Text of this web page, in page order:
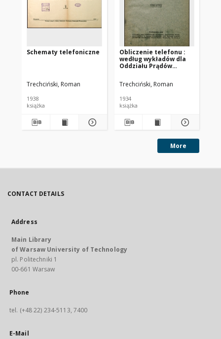
Schematy telefoniczne
Trechciński, Roman
1938
książka
Obliczenie telefonu :
według wykładów dla
Oddziału Prądów
Elektrycznego
Politechniki
Trechciński, Roman
1934
książka
More
CONTACT DETAILS
Address
Main Library
of Warsaw University of Technology
pl. Politechniki 1
00-661 Warsaw
Phone
tel. (+48 22) 234-5113, 7400
E-Mail